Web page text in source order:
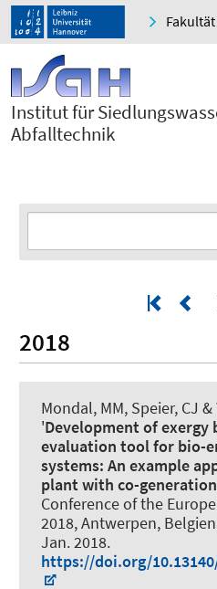
Fakultät
Institut für
Abfalltechnik
2018
Mondal, MM, Speier, CJ
'Development of exergy
evaluation tool for bio-
systems: An example
plant with co-
Conference of the
2018, Antwerpen,
Jan. 2018.
https://doi.org/